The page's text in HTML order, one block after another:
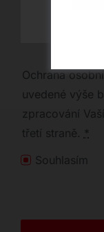
Ochrana
uvedené výše
zpracování
třetí straně. *
Souhlasím